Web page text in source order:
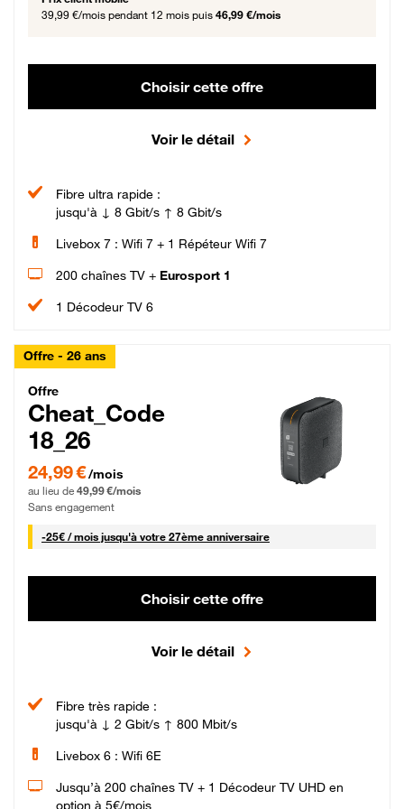
39,99 €/mois pendant 12 mois puis 46,99 €/mois
Choisir cette offre
Voir le détail
Fibre ultra rapide :
jusqu'à ↓ 8 Gbit/s ↑ 8 Gbit/s
Livebox 7 : Wifi 7 + 1 Répéteur Wifi 7
200 chaînes TV + Eurosport 1
1 Décodeur TV 6
Offre - 26 ans
Cheat_Code Fibre_18_26
Offre
Cheat_Code
18_26
24,99 € par mois pendant 0 mois puis 49,99 € par mois, Sans engagement
24,99 €/mois
au lieu de 49,99 €/mois
Sans engagement
-25€ / mois25 € par mois
jusqu'à votre 27ème anniversaire
Choisir cette offre
Voir le détail
Fibre très rapide :
jusqu'à ↓ 2 Gbit/s ↑ 800 Mbit/s
Livebox 6 : Wifi 6E
Jusqu’à 200 chaînes TV + 1 Décodeur TV UHD en
option à 5€/mois